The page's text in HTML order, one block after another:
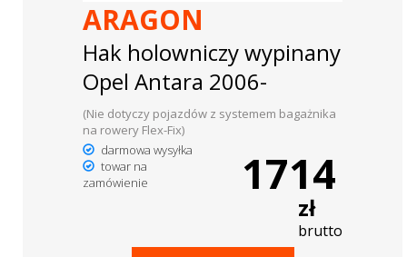
ARAGON
Hak holowniczy wypinany
Opel Antara 2006-
(Nie dotyczy pojazdów z systemem bagażnika
na rowery Flex-Fix)
darmowa wysyłka
towar na
zamówienie
1714
zł
brutto